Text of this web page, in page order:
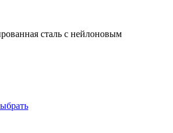
сталь с нейлоновым